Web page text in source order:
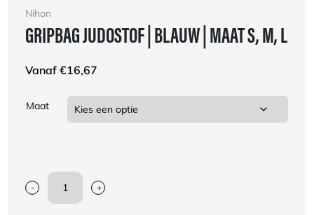
Nihon
GRIPBAG JUDOSTOF | BLAUW | MAAT S, M, L
Vanaf €16,67
Maat
-
Gripbag
+